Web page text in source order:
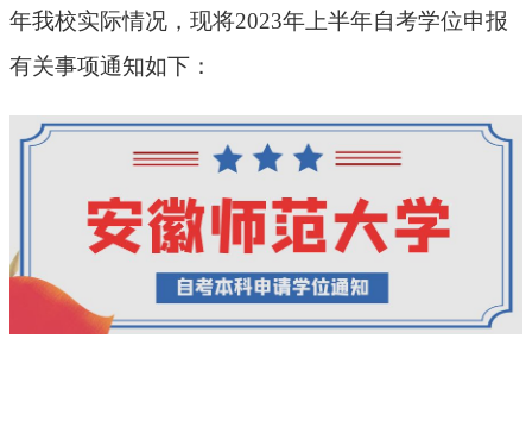
年我校实际情况，现将2023年上半年自考学位申报
有关事项通知如下：